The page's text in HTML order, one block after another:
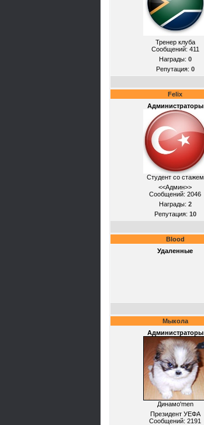
Тренер клуба
Сообщений: 411
Награды: 0
Репутация: 0
Felix
Администраторы
Студент со стажем
<<Админ>>
Сообщений: 2046
Награды: 2
Репутация: 10
Blood
Удаленные
Мыкола
Администраторы
Динамо'mеn
Президент УЕФА
Сообщений: 2191